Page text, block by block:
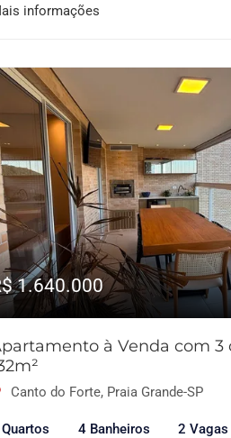
informações
1.640.000
à Venda com 3
Canto do Forte, Praia Grande-SP
4 Banheiros 2 Vagas